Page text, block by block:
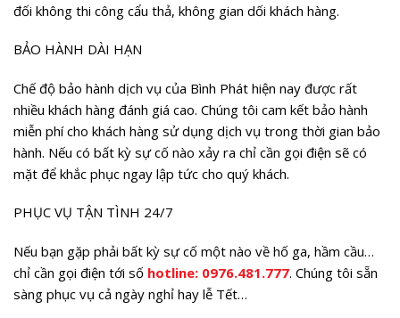
đối không thi công cẩu thả, không gian dối khách hàng.
BẢO HÀNH DÀI HẠN
Chế độ bảo hành dịch vụ của Bình Phát hiện nay được rất
nhiều khách hàng đánh giá cao. Chúng tôi cam kết bảo hành
miễn phí cho khách hàng sử dụng dịch vụ trong thời gian bảo
hành. Nếu có bất kỳ sự cố nào xảy ra chỉ cần gọi điện sẽ có
mặt để khắc phục ngay lập tức cho quý khách.
PHỤC VỤ TẬN TÌNH 24/7
Nếu bạn gặp phải bất kỳ sự cố một nào về hố ga, hầm cầu…
chỉ cần gọi điện tới số hotline: 0976.481.777. Chúng tôi sẵn
sàng phục vụ cả ngày nghỉ hay lễ Tết…